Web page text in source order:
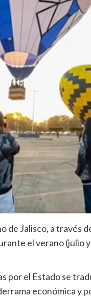
de Jalisco, a través
el verano (julio
por el Estado se
económica y